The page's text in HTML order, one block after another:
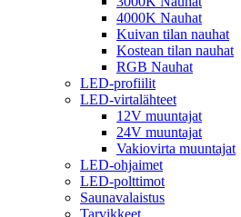
4000K Nauhat
Kuivan tilan nauhat
Kostean tilan nauhat
RGB Nauhat
LED-profiilit
LED-virtalähteet
12V muuntajat
24V muuntajat
Vakiovirta muuntajat
LED-ohjaimet
LED-polttimot
Saunavalaistus
Tarvikkeet